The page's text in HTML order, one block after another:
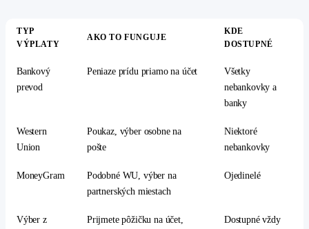
TYP
VÝPLATY
AKO TO FUNGUJE
KDE
DOSTUPNÉ
Bankový
prevod
Peniaze prídu priamo na účet
Všetky
nebankovky a
banky
Western
Union
Poukaz, výber osobne na
pošte
Niektoré
nebankovky
MoneyGram
Podobné WU, výber na
partnerských miestach
Ojedinelé
Výber z
Prijmete pôžičku na účet,
Dostupné vždy